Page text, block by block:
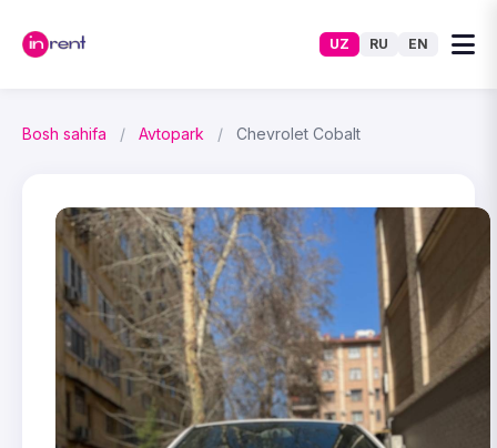
UZ RU EN
Bosh sahifa / Avtopark / Chevrolet Cobalt